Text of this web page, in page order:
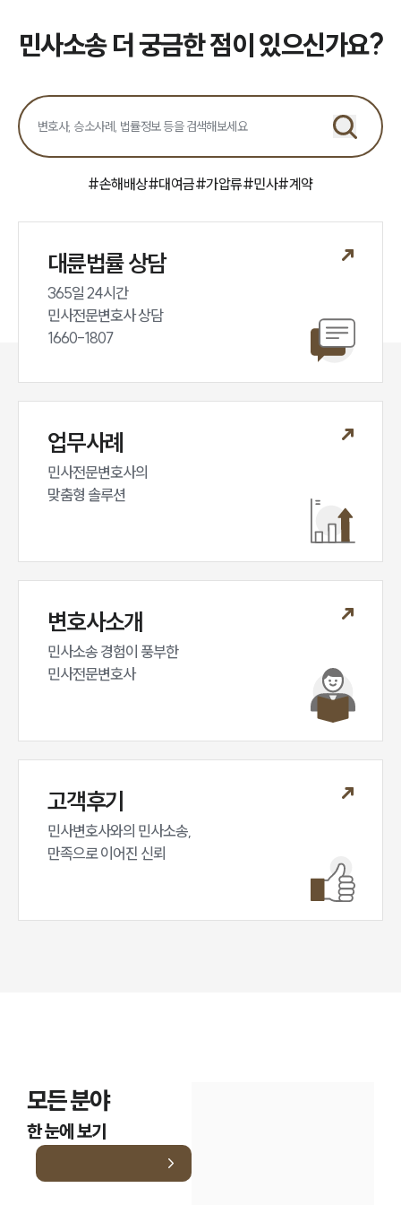
민사그룹 업무
구성원 소개
손해배상 · 민사전문변호사
소식/자료
대륜법률상담예약
민사소송 더 궁금한 점이 있으신가요?
#손해배상#대여금#가압류#민사#계약
대륜법률 상담
365일 24시간
민사전문변호사 상담
1660-1807
업무사례
민사전문변호사의
맞춤형 솔루션
변호사소개
민사소송 경험이 풍부한
민사전문변호사
고객후기
민사변호사와의 민사소송,
만족으로 이어진 신뢰
모든 분야
한 눈에 보기